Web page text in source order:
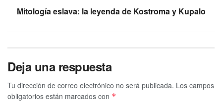
Mitología eslava: la leyenda de Kostroma y Kupalo
Deja una respuesta
Tu dirección de correo electrónico no será publicada. Los campos
obligatorios están marcados con *